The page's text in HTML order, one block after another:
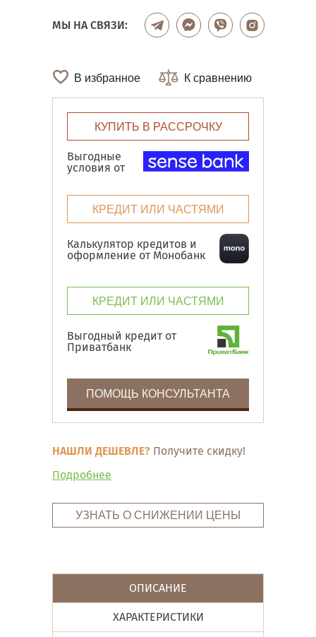
МЫ НА СВЯЗИ:
В избранное К сравнению
КУПИТЬ В РАССРОЧКУ
Выгодные
условия от
КРЕДИТ ИЛИ ЧАСТЯМИ
Калькулятор кредитов и
оформление от Монобанк
КРЕДИТ ИЛИ ЧАСТЯМИ
Выгодный кредит от
Приватбанк
ПОМОЩЬ КОНСУЛЬТАНТА
НАШЛИ ДЕШЕВЛЕ? Получите скидку!
Подробнее
УЗНАТЬ О СНИЖЕНИИ ЦЕНЫ
ОПИСАНИЕ
ХАРАКТЕРИСТИКИ